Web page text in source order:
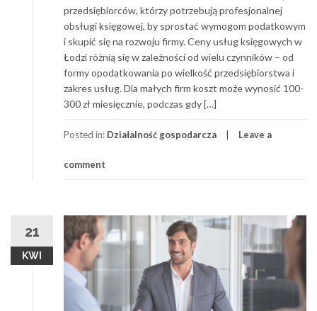
przedsiębiorców, którzy potrzebują profesjonalnej
obsługi księgowej, by sprostać wymogom podatkowym
i skupić się na rozwoju firmy. Ceny usług księgowych w
Łodzi różnią się w zależności od wielu czynników – od
formy opodatkowania po wielkość przedsiębiorstwa i
zakres usług. Dla małych firm koszt może wynosić 100-
300 zł miesięcznie, podczas gdy […]
Posted in: Działalność gospodarcza Leave a
comment
21
KWI